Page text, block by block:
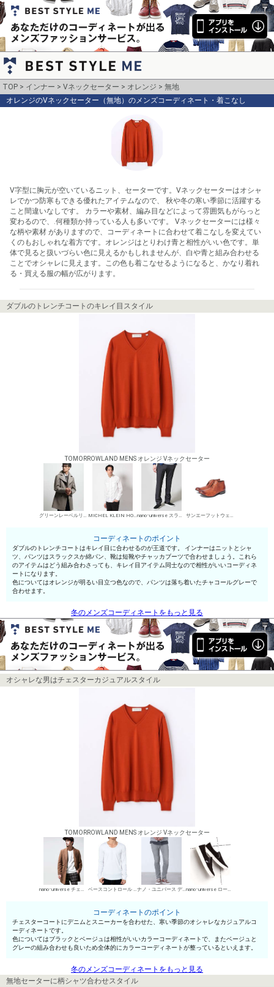
TOP インナー Vネックセーター オレンジ
無地
オレンジのVネックセーター（無地）のメンズコーディネート・着こなし
V字型に胸元が空いているニット、セーターです。Vネックセーターはオシャ
レでかつ防寒もできる優れたアイテムなので、 秋や冬の寒い季節に活躍する
こと間違いなしです。 カラーや素材、編み目などによって雰囲気もがらっと
変わるので、.何種類か持っている人も多いです。 Vネックセーターには様々
な柄や素材 がありますので、コーディネートに合わせて着こなしを変えてい
くのもおしゃれな着方です。オレンジはとりわけ青と相性がいい色です。単
体で見ると扱いづらい色に見えるかもしれませんが、白や青と組み合わせる
ことでオシャレに見えます。この色も着こなせるようになると、かなり着れ
る・買える服の幅が広がります。
ダブルのトレンチコートのキレイ目スタイル
TOMORROWLAND MENS オレンジ Vネックセーター
グリーンレーベルリラクシング トレンチコート（ダブル） MICHEL KLEIN HOMME シャツ nano･universe スラックス サンエーフットウェア 短靴・レザーシューズ
コーディネートのポイント
ダブルのトレンチコートはキレイ目に合わせるのが王道です。 インナーはニットとシャ
ツ、パンツはスラックスか綿パン、靴は短靴やチャッカブーツで合わせましょう。これら
のアイテムはどう組み合わさっても、キレイ目アイテム同士なので相性がいいコーディネ
ートになります。
色についてはオレンジが明るい目立つ色なので、パンツは落ち着いたチャコールグレーで
合わせます。
冬のメンズコーディネートをもっと見る
オシャレな男はチェスターカジュアルスタイル
TOMORROWLAND MENS オレンジ Vネックセーター
nano･universe チェスターコート ベースコントロール UネックTシャツ ナノ・ユニバース デニムパンツ・ジーンズ nano･universe ローカットスニーカー
コーディネートのポイント
チェスターコートにデニムとスニーカーを合わせた、寒い季節のオシャレなカジュアルコ
ーディネートです。
色についてはブラックとベージュは相性がいいカラーコーディネートで、またベージュと
グレーの組み合わせも良いため全体的にカラーコーディネートが整っているといえます。
冬のメンズコーディネートをもっと見る
無地セーターに柄シャツ合わせスタイル